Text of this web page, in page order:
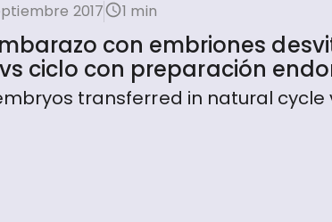
2017 1 min
con embriones
ciclo con preparación
transferred in natural cycle